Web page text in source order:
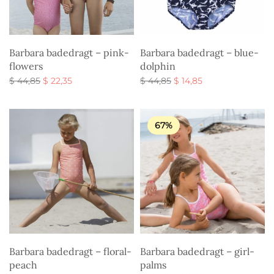
Barbara badedragt – pink-
flowers
$44,85 Den
pris var:
$ 44,85.
$ 22,35Den
pris er:
$ 22,35.
Barbara badedragt – blue-
dolphin
$44,85 Den
$ 44,85.
$ 14,85Den
pris er:
$ 14,85.
Barbara badedragt – floral-
peach
67%
Barbara badedragt – girl-
palms